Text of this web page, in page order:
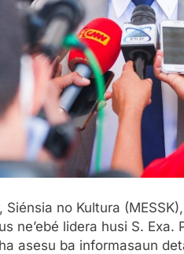
no Kultura
ne’ebé lidera husi S. Exa.
asesu ba informasaun